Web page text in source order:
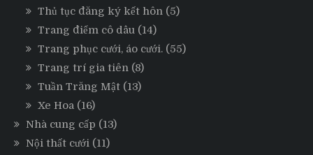
Thủ tục đăng ký kết hôn (5)
Trang điểm cô dâu (14)
Trang phục cưới, áo cưới. (55)
Trang trí gia tiên (8)
Tuần Trăng Mật (13)
Xe Hoa (16)
Nhà cung cấp (13)
Nội thất cưới (11)